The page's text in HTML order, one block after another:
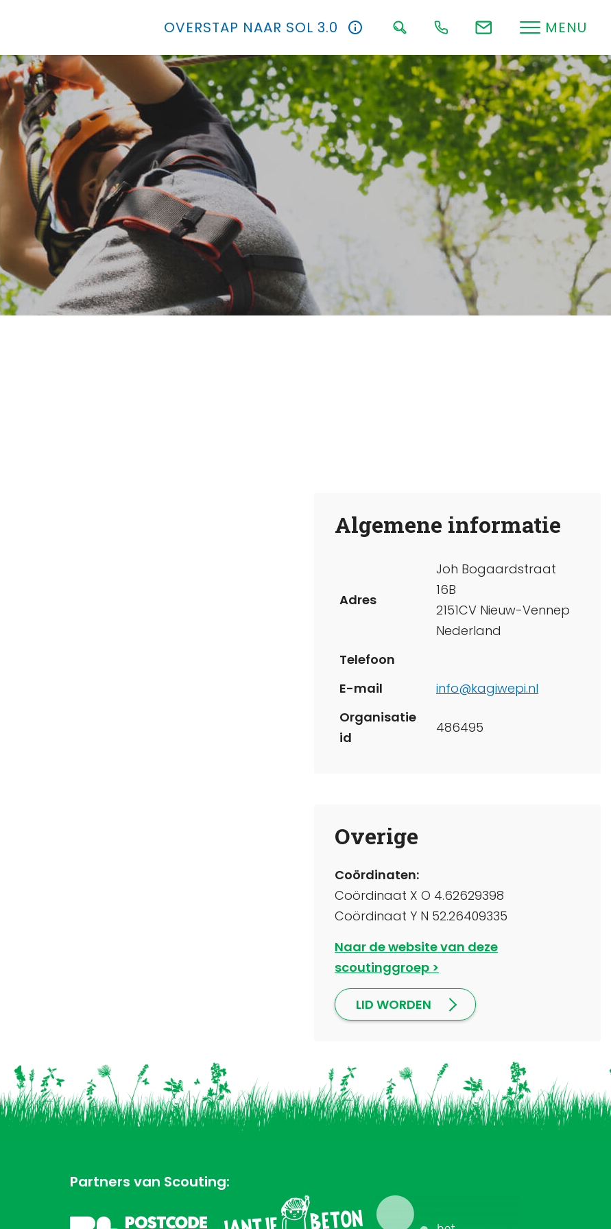
OVERSTAP NAAR SOL 3.0 MENU
Algemene informatie
Adres
Joh Bogaardstraat
16B
2151CV Nieuw-Vennep
Nederland
Telefoon
E-mail
info@kagiwepi.nl
Organisatie
id
486495
Overige
Coördinaten:
Coördinaat X O 4.62629398
Coördinaat Y N 52.26409335
Naar de website van deze
scoutinggroep
LID WORDEN
Partners van Scouting: